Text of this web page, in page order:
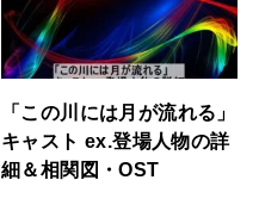
「この川には月が流れる」
キャスト ex.登場人物の詳
細＆相関図・OST